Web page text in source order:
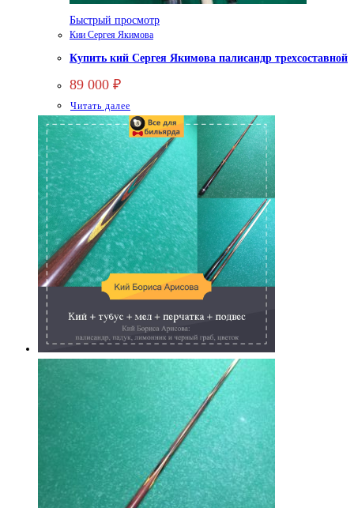
Быстрый просмотр
Кии Сергея Якимова
Купить кий Сергея Якимова палисандр трехсоставной
89 000 ₽
Читать далее